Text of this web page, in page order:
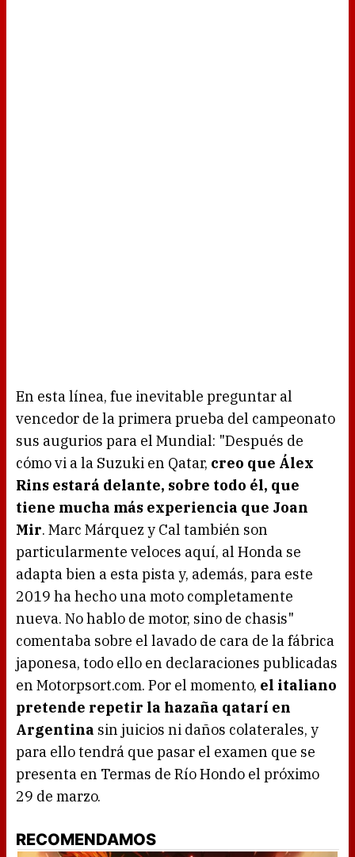
En esta línea, fue inevitable preguntar al
vencedor de la primera prueba del campeonato
sus augurios para el Mundial: "Después de
cómo vi a la Suzuki en Qatar, creo que Álex
Rins estará delante, sobre todo él, que
tiene mucha más experiencia que Joan
Mir. Marc Márquez y Cal también son
particularmente veloces aquí, al Honda se
adapta bien a esta pista y, además, para este
2019 ha hecho una moto completamente
nueva. No hablo de motor, sino de chasis"
comentaba sobre el lavado de cara de la fábrica
japonesa, todo ello en declaraciones publicadas
en Motorpsort.com. Por el momento, el italiano
pretende repetir la hazaña qatarí en
Argentina sin juicios ni daños colaterales, y
para ello tendrá que pasar el examen que se
presenta en Termas de Río Hondo el próximo
29 de marzo.
RECOMENDAMOS